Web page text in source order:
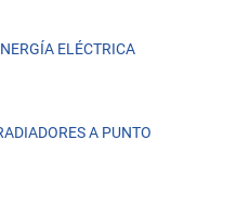
ELÉCTRICA
A PUNTO